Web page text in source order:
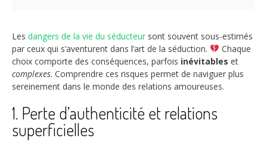
Les dangers de la vie du séducteur sont souvent sous-estimés
par ceux qui s’aventurent dans l’art de la séduction.
Chaque
choix comporte des conséquences, parfois inévitables et
complexes. Comprendre ces risques permet de naviguer plus
sereinement dans le monde des relations amoureuses.
1. Perte d’authenticité et relations
superficielles